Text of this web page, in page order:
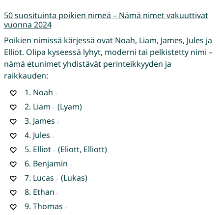
50 suosituinta poikien nimeä – Nämä nimet vakuuttivat
vuonna 2024
Poikien nimissä kärjessä ovat Noah, Liam, James, Jules ja
Elliot. Olipa kyseessä lyhyt, moderni tai pelkistetty nimi –
nämä etunimet yhdistävät perinteikkyyden ja
raikkauden:
1. Noah
2. Liam
(Lyam)
3. James
4. Jules
5. Elliot
(Eliott, Elliott)
6. Benjamin
7. Lucas
(Lukas)
8. Ethan
9. Thomas